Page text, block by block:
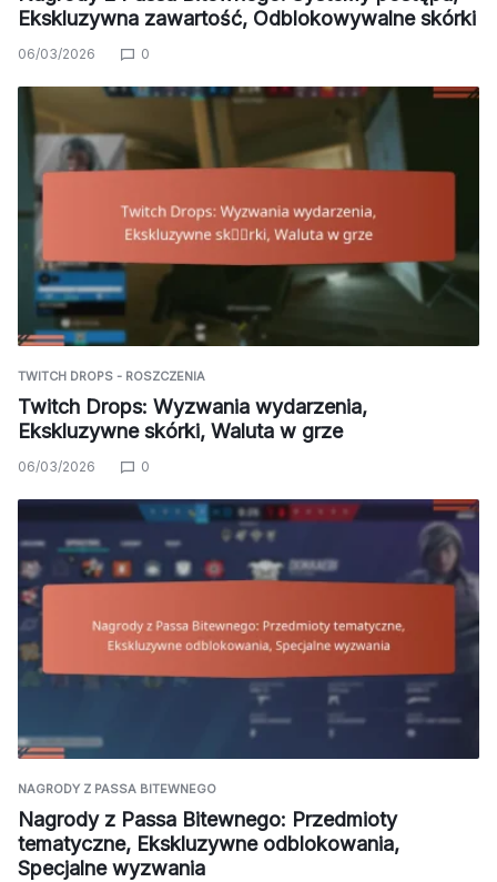
Ekskluzywna zawartość, Odblokowywalne skórki
06/03/2026 0
TWITCH DROPS - ROSZCZENIA
Twitch Drops: Wyzwania wydarzenia,
Ekskluzywne skórki, Waluta w grze
06/03/2026 0
NAGRODY Z PASSA BITEWNEGO
Nagrody z Passa Bitewnego: Przedmioty
tematyczne, Ekskluzywne odblokowania,
Specjalne wyzwania